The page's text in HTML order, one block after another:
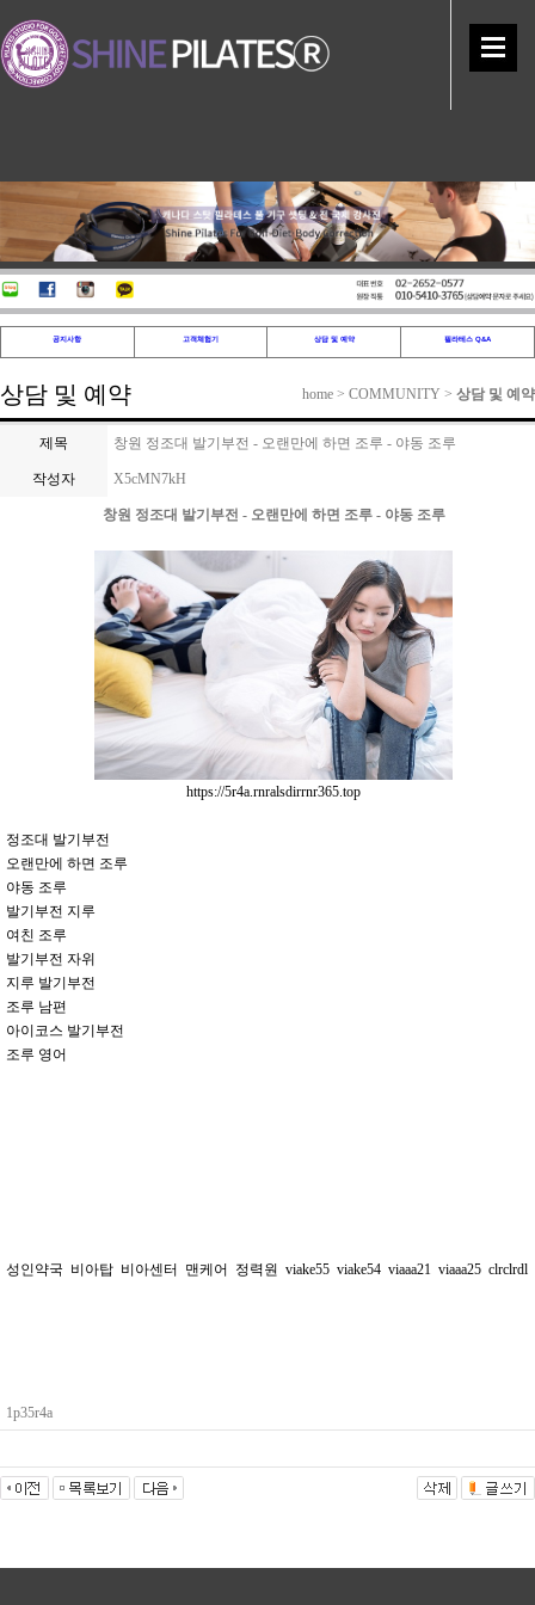
공지사항 고객체험기 상담 및 예약 필라테스 Q&A
상담 및 예약 home > COMMUNITY > 상담 및 예약
제목 창원 정조대 발기부전 - 오랜만에 하면 조루 - 야동 조루
작성자 X5cMN7kH
창원 정조대 발기부전 - 오랜만에 하면 조루 - 야동 조루
https://5r4a.rnralsdirrnr365.top
정조대 발기부전
오랜만에 하면 조루
야동 조루
발기부전 지루
여친 조루
발기부전 자위
지루 발기부전
조루 남편
아이코스 발기부전
조루 영어
성인약국 비아탑 비아센터 맨케어 정력원 viake55 viake54 viaaa21 viaaa25 clrclrdl
1p35r4a